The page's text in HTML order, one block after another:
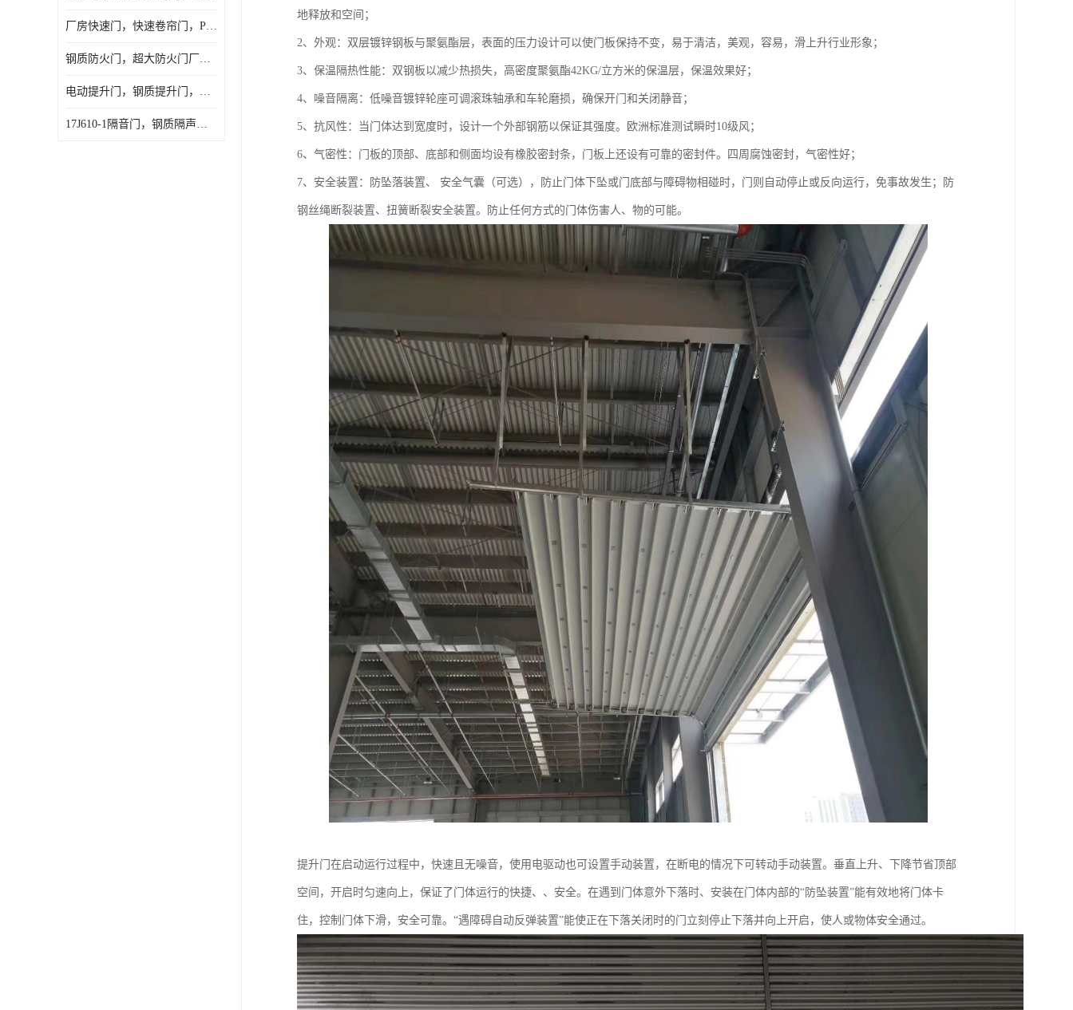
厂房快速门，快速卷帘门，PVC快速门
钢质防火门，超大防火门厂家，安徽防火门厂家
电动提升门，钢质提升门，工业滑升门，安徽滑升门厂家
17J610-1隔音门，钢质隔声大门，机房隔音门
地释放和空间；
2、外观：双层镀锌钢板与聚氨酯层，表面的压力设计可以使门板保持不变，易于清洁，美观，容易，滑上升行业形象；
3、保温隔热性能：双钢板以减少热损失，高密度聚氨酯42KG/立方米的保温层，保温效果好；
4、噪音隔离：低噪音镀锌轮座可调滚珠轴承和车轮磨损，确保开门和关闭静音；
5、抗风性：当门体达到宽度时，设计一个外部钢筋以保证其强度。欧洲标准测试瞬时10级风；
6、气密性：门板的顶部、底部和侧面均设有橡胶密封条，门板上还设有可靠的密封件。四周腐蚀密封，气密性好；
7、安全装置：防坠落装置、 安全气囊（可选），防止门体下坠或门底部与障碍物相碰时，门则自动停止或反向运行，免事故发生；防
钢丝绳断裂装置、扭簧断裂安全装置。防止任何方式的门体伤害人、物的可能。
提升门在启动运行过程中，快速且无噪音，使用电驱动也可设置手动装置，在断电的情况下可转动手动装置。垂直上升、下降节省顶部
空间，开启时匀速向上，保证了门体运行的快捷、、安全。在遇到门体意外下落时、安装在门体内部的“防坠装置”能有效地将门体卡
住，控制门体下滑，安全可靠。“遇障碍自动反弹装置”能使正在下落关闭时的门立刻停止下落并向上开启，使人或物体安全通过。